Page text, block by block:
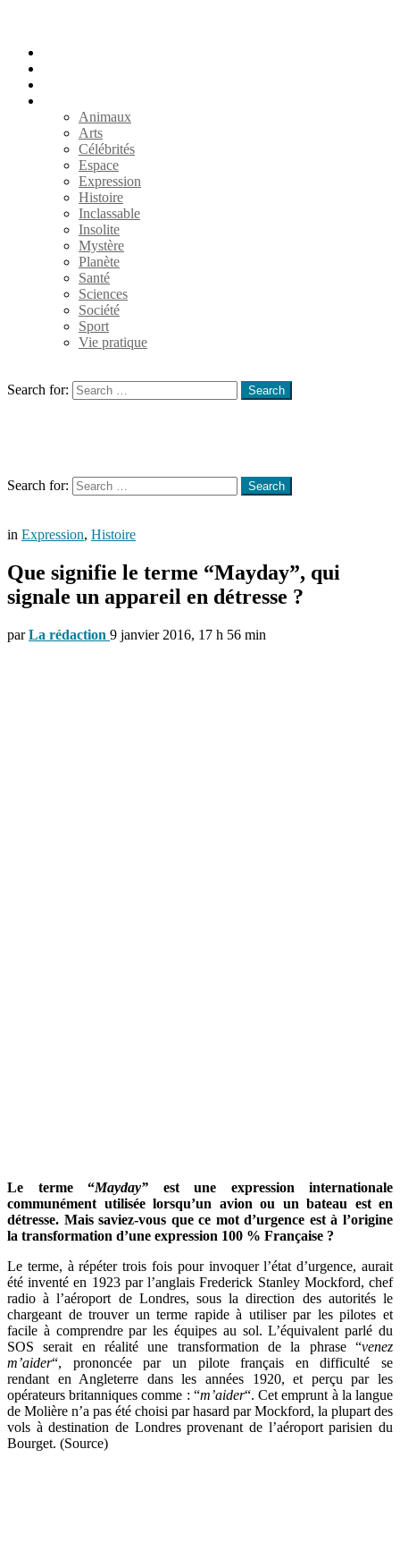
Animaux
Arts
Célébrités
Espace
Expression
Histoire
Inclassable
Insolite
Mystère
Planète
Santé
Sciences
Société
Sport
Vie pratique
Search for:
Search
Search for:
Search
in Expression, Histoire
Que signifie le terme “Mayday”, qui
signale un appareil en détresse ?
par La rédaction 9 janvier 2016, 17 h 56 min
Le terme “Mayday” est une expression internationale
communément utilisée lorsqu’un avion ou un bateau est en
détresse. Mais saviez-vous que ce mot d’urgence est à l’origine
la transformation d’une expression 100 % Française ?
Le terme, à répéter trois fois pour invoquer l’état d’urgence, aurait
été inventé en 1923 par l’anglais Frederick Stanley Mockford, chef
radio à l’aéroport de Londres, sous la direction des autorités le
chargeant de trouver un terme rapide à utiliser par les pilotes et
facile à comprendre par les équipes au sol. L’équivalent parlé du
SOS serait en réalité une transformation de la phrase “venez
m’aider“, prononcée par un pilote français en difficulté se
rendant en Angleterre dans les années 1920, et perçu par les
opérateurs britanniques comme : “m’aider“. Cet emprunt à la langue
de Molière n’a pas été choisi par hasard par Mockford, la plupart des
vols à destination de Londres provenant de l’aéroport parisien du
Bourget. (Source)